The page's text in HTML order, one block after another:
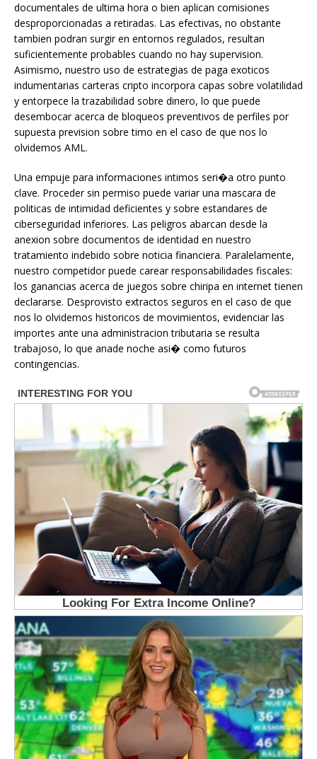
documentales de ultima hora o bien aplican comisiones
desproporcionadas a retiradas. Las efectivas, no obstante
tambien podran surgir en entornos regulados, resultan
suficientemente probables cuando no hay supervision.
Asimismo, nuestro uso de estrategias de paga exoticos
indumentarias carteras cripto incorpora capas sobre volatilidad
y entorpece la trazabilidad sobre dinero, lo que puede
desembocar acerca de bloqueos preventivos de perfiles por
supuesta prevision sobre timo en el caso de que nos lo
olvidemos AML.
Una empuje para informaciones intimos seri�a otro punto
clave. Proceder sin permiso puede variar una mascara de
politicas de intimidad deficientes y sobre estandares de
ciberseguridad inferiores. Las peligros abarcan desde la
anexion sobre documentos de identidad en nuestro
tratamiento indebido sobre noticia financiera. Paralelamente,
nuestro competidor puede carear responsabilidades fiscales:
los ganancias acerca de juegos sobre chiripa en internet tienen
declararse. Desprovisto extractos seguros en el caso de que
nos lo olvidemos historicos de movimientos, evidenciar las
importes ante una administracion tributaria se resulta
trabajoso, lo que anade noche asi� como futuros
contingencias.